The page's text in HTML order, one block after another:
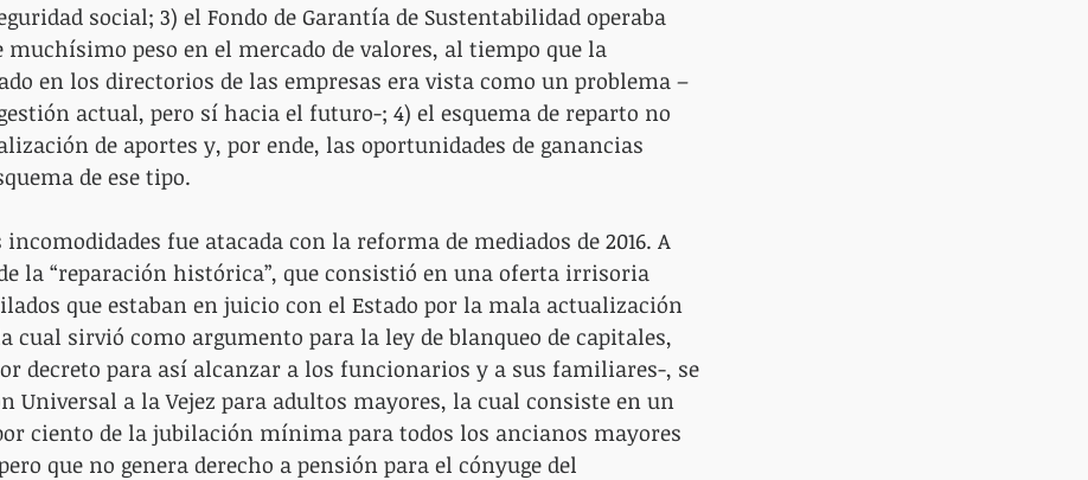
social; 3) el Fondo de Garantía de Sustentabilidad operaba
muchísimo peso en el mercado de valores, al tiempo que la
en los directorios de las empresas era vista como un problema –
actual, pero sí hacia el futuro-; 4) el esquema de reparto no
de aportes y, por ende, las oportunidades de ganancias
de ese tipo.
fue atacada con la reforma de mediados de 2016. A
la “reparación histórica”, que consistió en una oferta irrisoria
que estaban en juicio con el Estado por la mala actualización
cual sirvió como argumento para la ley de blanqueo de capitales,
decreto para así alcanzar a los funcionarios y a sus familiares-, se
Universal a la Vejez para adultos mayores, la cual consiste en un
ciento de la jubilación mínima para todos los ancianos mayores
que no genera derecho a pensión para el cónyuge del